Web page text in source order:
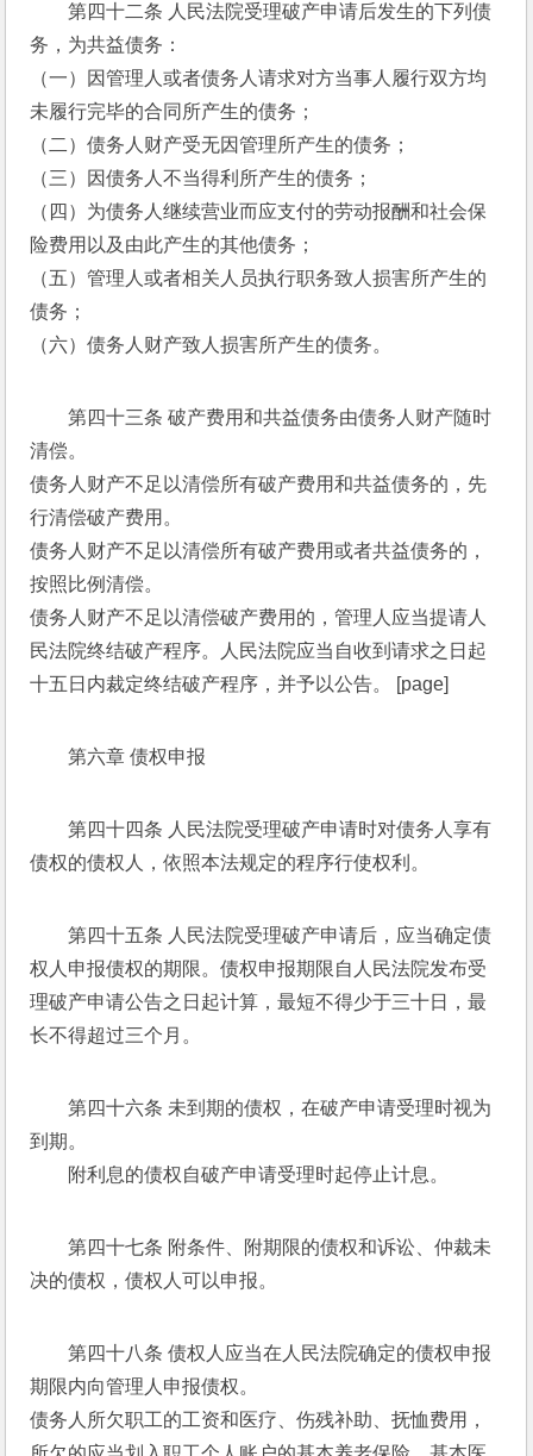
第四十二条 人民法院受理破产申请后发生的下列债
务，为共益债务：
（一）因管理人或者债务人请求对方当事人履行双方均
未履行完毕的合同所产生的债务；
（二）债务人财产受无因管理所产生的债务；
（三）因债务人不当得利所产生的债务；
（四）为债务人继续营业而应支付的劳动报酬和社会保
险费用以及由此产生的其他债务；
（五）管理人或者相关人员执行职务致人损害所产生的
债务；
（六）债务人财产致人损害所产生的债务。
第四十三条 破产费用和共益债务由债务人财产随时
清偿。
债务人财产不足以清偿所有破产费用和共益债务的，先
行清偿破产费用。
债务人财产不足以清偿所有破产费用或者共益债务的，
按照比例清偿。
债务人财产不足以清偿破产费用的，管理人应当提请人
民法院终结破产程序。人民法院应当自收到请求之日起
十五日内裁定终结破产程序，并予以公告。 [page]
第六章 债权申报
第四十四条 人民法院受理破产申请时对债务人享有
债权的债权人，依照本法规定的程序行使权利。
第四十五条 人民法院受理破产申请后，应当确定债
权人申报债权的期限。债权申报期限自人民法院发布受
理破产申请公告之日起计算，最短不得少于三十日，最
长不得超过三个月。
第四十六条 未到期的债权，在破产申请受理时视为
到期。
附利息的债权自破产申请受理时起停止计息。
第四十七条 附条件、附期限的债权和诉讼、仲裁未
决的债权，债权人可以申报。
第四十八条 债权人应当在人民法院确定的债权申报
期限内向管理人申报债权。
债务人所欠职工的工资和医疗、伤残补助、抚恤费用，